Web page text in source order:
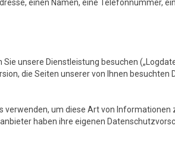
einen Namen, eine Telefonnummer,
unsere Dienstleistung besuchen
die Seiten unserer von Ihnen
um diese Art von
haben ihre eigenen